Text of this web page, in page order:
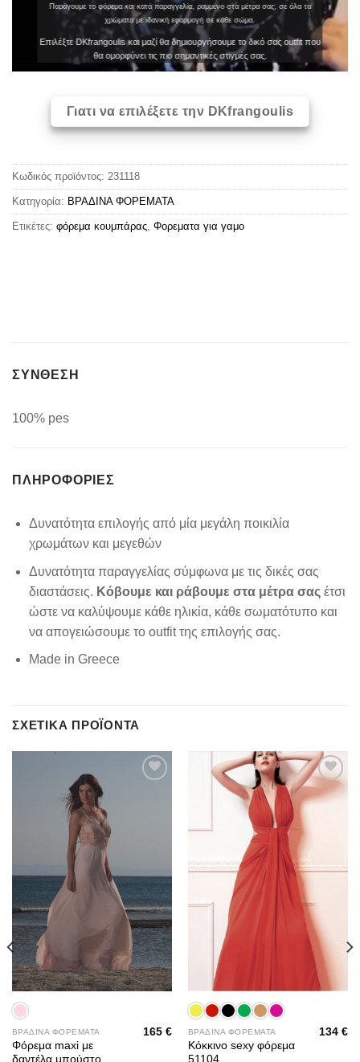
Παράγουμε το φόρεμα και κατά παραγγελία, ραμμένο στα μέτρα σας, σε όλα τα
χρώματα με ιδανική εφαρμογή σε κάθε σώμα.
Επιλέξτε DKfrangoulis και μαζί θα δημιουργήσουμε το δικό σας outfit που
θα ομορφύνει τις πιο σημαντικές στιγμές σας.
Γιατι να επιλέξετε την DKfrangoulis
Κωδικός προϊόντος: 231118
Κατηγορία: ΒΡΑΔΙΝΑ ΦΟΡΕΜΑΤΑ
Ετικέτες: φόρεμα κουμπάρας Φορεματα για γαμο
ΣΥΝΘΕΣΗ
100% pes
ΠΛΗΡΟΦΟΡΊΕΣ
Δυνατότητα επιλογής από μία μεγάλη ποικιλία
χρωμάτων και μεγεθών
Δυνατότητα παραγγελίας σύμφωνα με τις δικές σας
διαστάσεις. Κόβουμε και ράβουμε στα μέτρα σας έτσι
ώστε να καλύψουμε κάθε ηλικία, κάθε σωματότυπο και
να απογειώσουμε το outfit της επιλογής σας.
Made in Greece
ΣΧΕΤΙΚΆ ΠΡΟΪΌΝΤΑ
ΒΡΑΔΙΝΑ ΦΟΡΕΜΑΤΑ
Φόρεμα maxi με
δαντέλα μπούστο
165€
Add to
wishlist
ΒΡΑΔΙΝΑ ΦΟΡΕΜΑΤΑ
Κόκκινο sexy φόρεμα
51104
134€